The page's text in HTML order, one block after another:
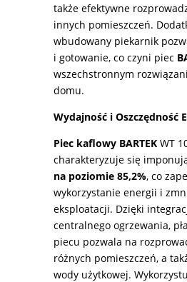
także efektywne
innych pomieszczeń.
wbudowany piekarnik
i gotowanie, co czyni piec
wszechstronnym
domu.
Wydajność i Oszczędność
Piec kaflowy BARTEK WT
charakteryzuje się
na poziomie 85,2%, co
wykorzystanie energii i
eksploatacji. Dzięki
centralnego ogrzewania,
piecu pozwala na
różnych pomieszczeń, a
wody użytkowej.